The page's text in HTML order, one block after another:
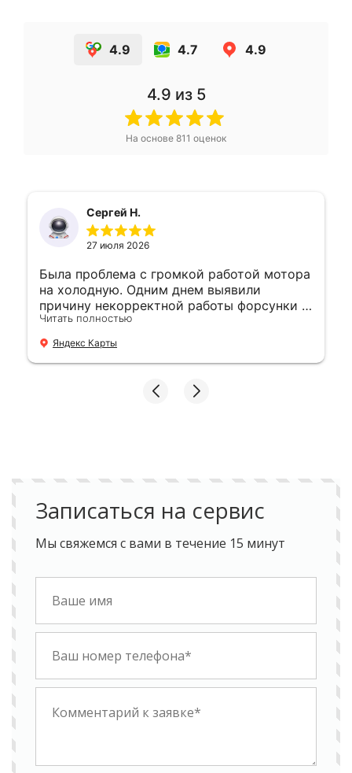
4.9 4.7 4.9
4.9 из 5
На основе 811 оценок
Сергей Н.
27 июля 2026
Была проблема с громкой работой мотора
на холодную. Одним днем выявили
причину некорректной работы форсунки и
устранили. 👍
Читать полностью
Яндекс Карты
Записаться на сервис
Мы свяжемся с вами в течение 15 минут